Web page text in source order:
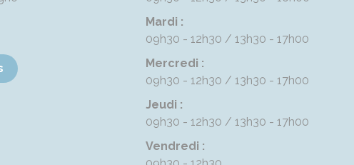
Mardi :
09h30 - 12h30
13h30 - 17h00
Mercredi :
09h30 - 12h30
13h30 - 17h00
Jeudi :
09h30 - 12h30
13h30 - 17h00
Vendredi :